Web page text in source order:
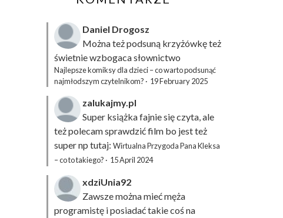
Daniel Drogosz
Można też podsuną krzyżówkęteż
świetnie wzbogaca słownictwo
Najlepsze komiksy dla dzieci – co warto podsunąć
najmłodszym czytelnikom? · 19 February 2025
zalukajmy.pl
Super książka fajnie się czyta, ale
też polecam sprawdzić film bo jest też
super np tutaj: Wirtualna Przygoda Pana Kleksa
– co to takiego? · 15 April 2024
xdziUnia92
Zawsze można mieć męża
programistę i posiadać takie coś na